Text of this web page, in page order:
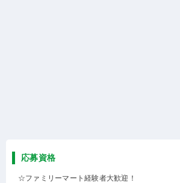
応募資格
☆ファミリーマート経験者大歓迎！